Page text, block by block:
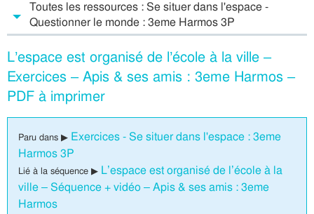
Toutes les ressources : Se situer dans l'espace -
Questionner le monde : 3eme Harmos 3P
L’espace est organisé de l’école à la ville –
Exercices – Apis & ses amis : 3eme Harmos –
PDF à imprimer
Paru dans ▶ Exercices - Se situer dans l'espace : 3eme
Harmos 3P
Lié à la séquence ▶ L’espace est organisé de l’école à la
ville – Séquence + vidéo – Apis & ses amis : 3eme
Harmos